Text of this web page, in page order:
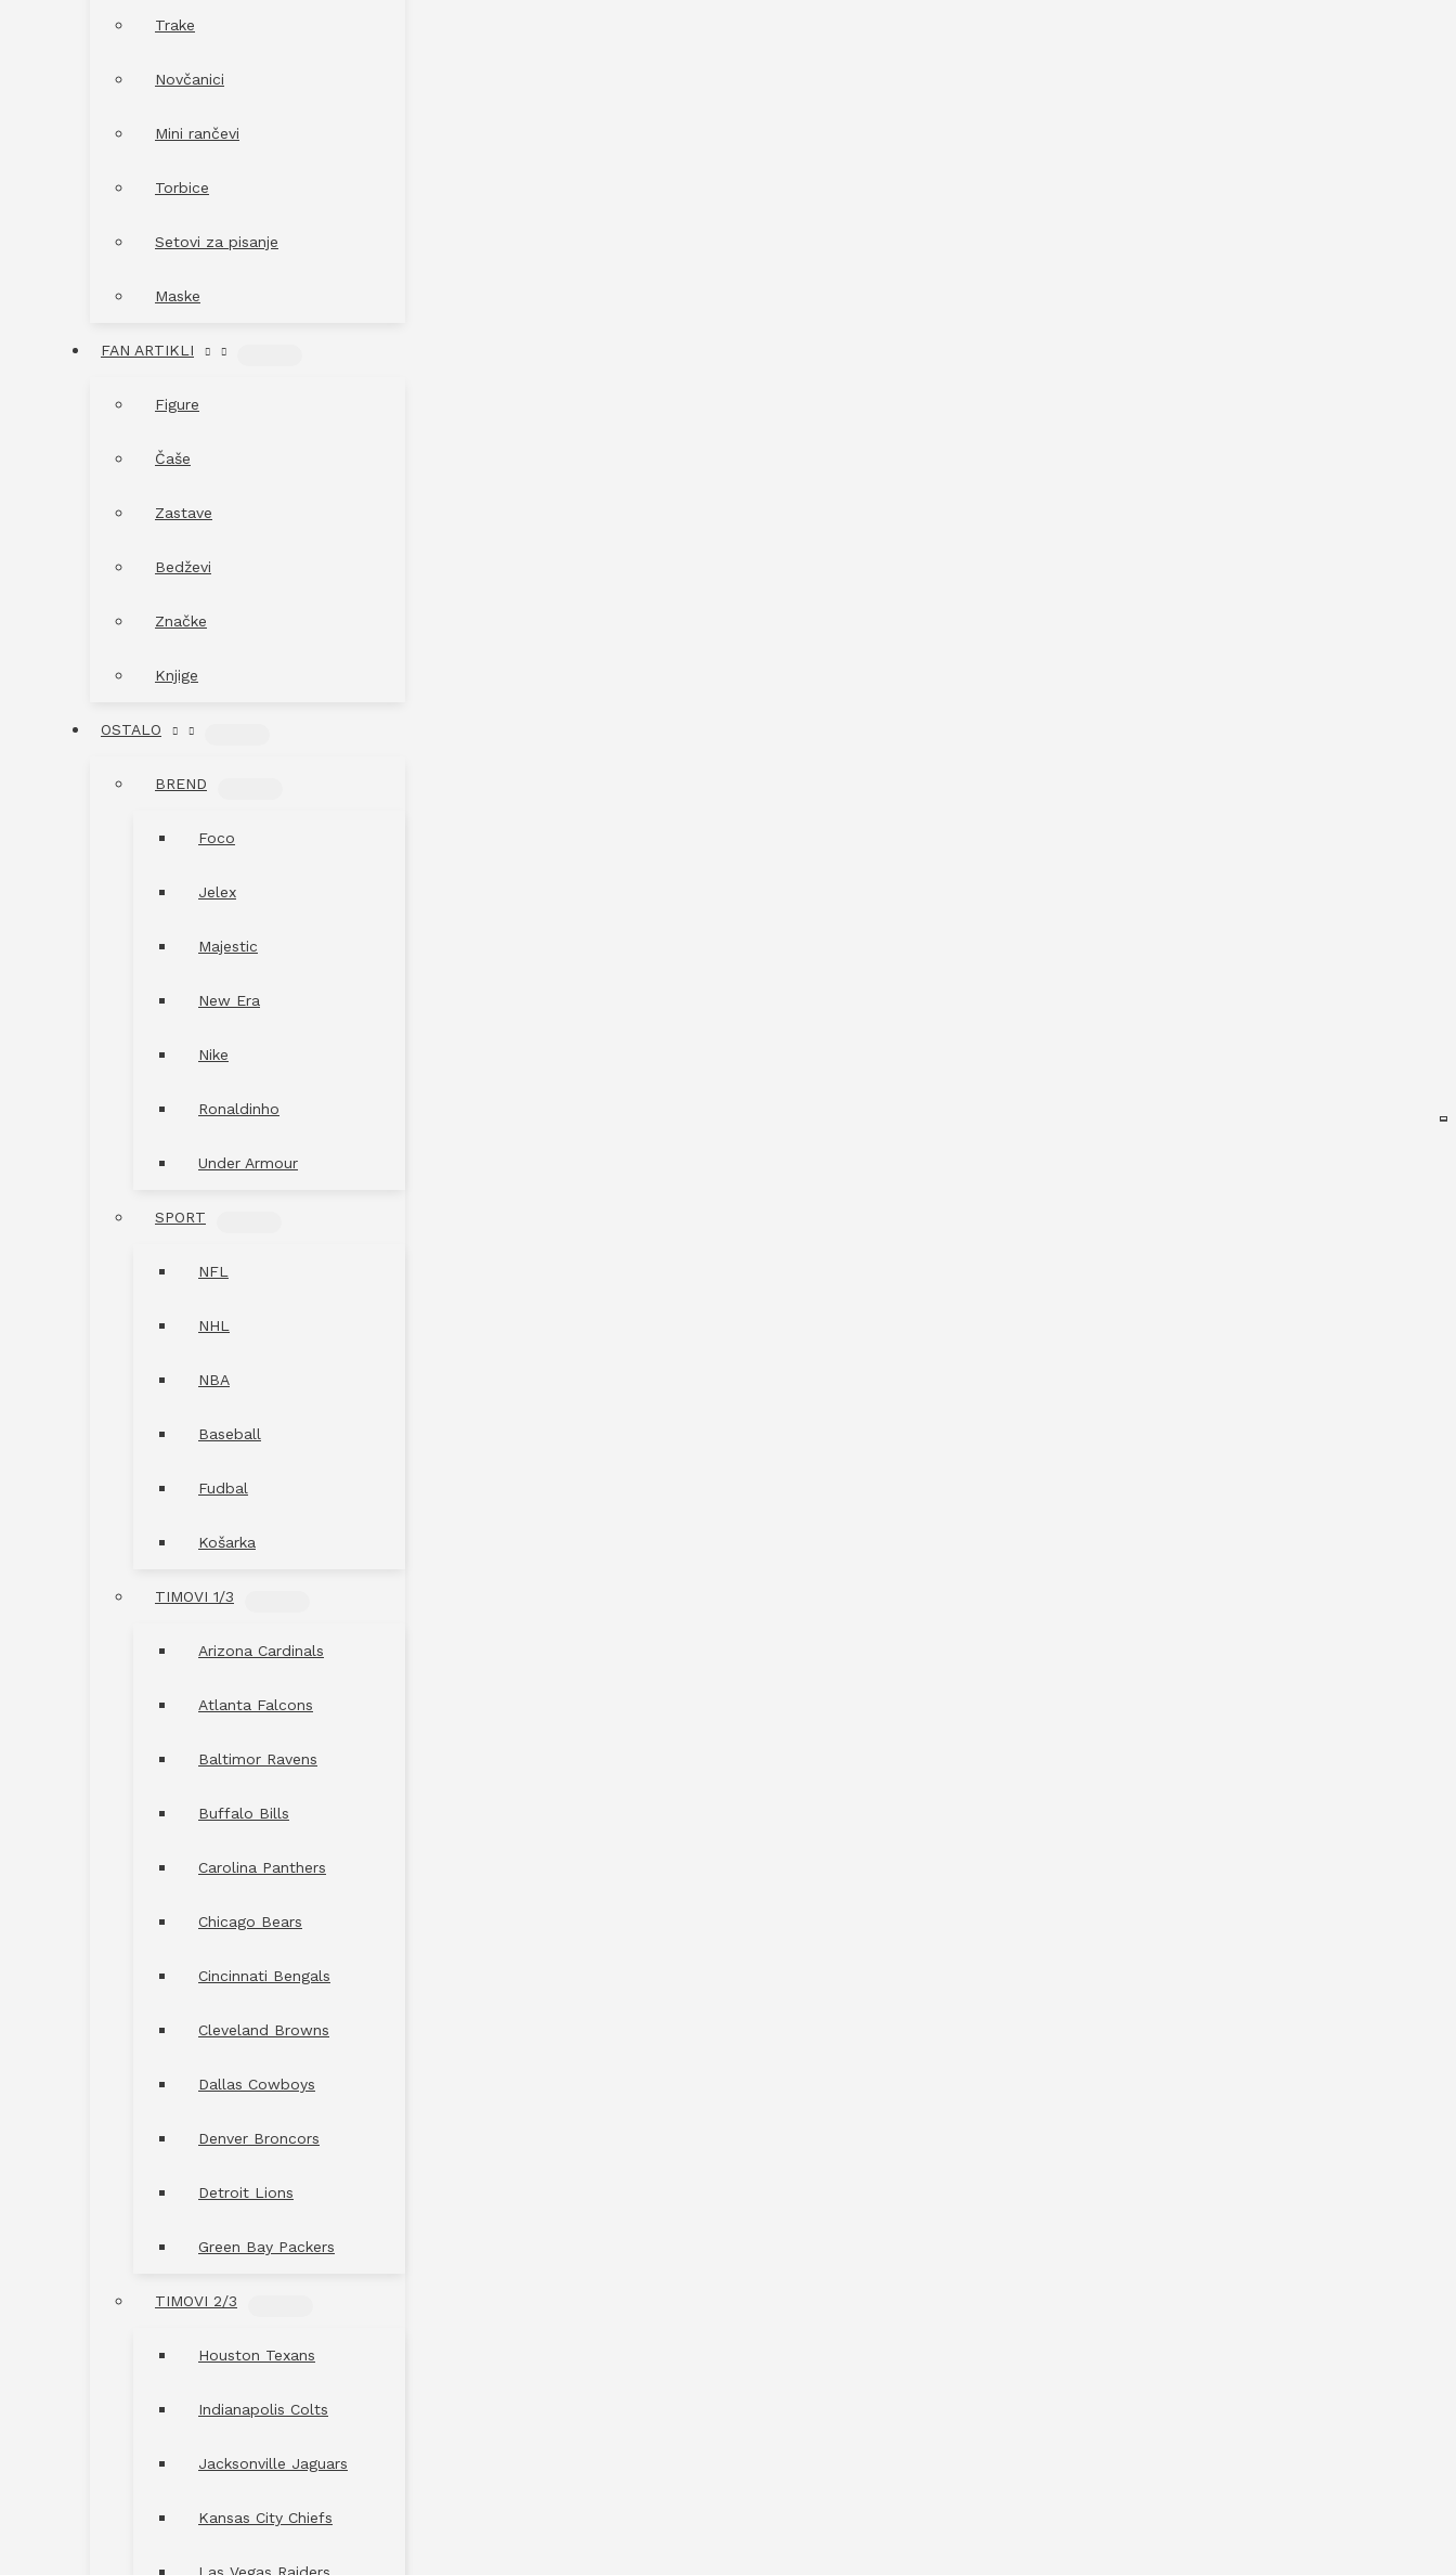
Trake
Novčanici
Mini rančevi
Torbice
Setovi za pisanje
Maske
FAN ARTIKLI
Figure
Čaše
Zastave
Bedževi
Značke
Knjige
OSTALO
BREND
Foco
Jelex
Majestic
New Era
Nike
Ronaldinho
Under Armour
SPORT
NFL
NHL
NBA
Baseball
Fudbal
Košarka
TIMOVI 1/3
Arizona Cardinals
Atlanta Falcons
Baltimor Ravens
Buffalo Bills
Carolina Panthers
Chicago Bears
Cincinnati Bengals
Cleveland Browns
Dallas Cowboys
Denver Broncors
Detroit Lions
Green Bay Packers
TIMOVI 2/3
Houston Texans
Indianapolis Colts
Jacksonville Jaguars
Kansas City Chiefs